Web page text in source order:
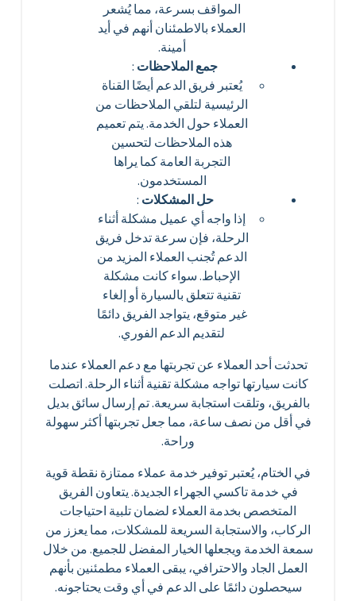
المواقف بسرعة، مما يُشعر
العملاء بالاطمئنان أنهم في أيد
أمينة.
جمع الملاحظات:
يُعتبر فريق الدعم أيضًا القناة
الرئيسية لتلقي الملاحظات من
العملاء حول الخدمة. يتم تعميم
هذه الملاحظات لتحسين
التجربة العامة كما يراها
المستخدمون.
حل المشكلات:
إذا واجه أي عميل مشكلة أثناء
الرحلة، فإن سرعة تدخل فريق
الدعم تُجنب العملاء المزيد من
الإحباط. سواء كانت مشكلة
تقنية تتعلق بالسيارة أو إلغاء
غير متوقع، يتواجد الفريق دائمًا
لتقديم الدعم الفوري.
تحدثت أحد العملاء عن تجربتها مع دعم العملاء عندما
كانت سيارتها تواجه مشكلة تقنية أثناء الرحلة. اتصلت
بالفريق، وتلقت استجابة سريعة. تم إرسال سائق بديل
في أقل من نصف ساعة، مما جعل تجربتها أكثر سهولة
وراحة.
في الختام، يُعتبر توفير خدمة عملاء ممتازة نقطة قوية
في خدمة تاكسي الجهراء الجديدة. يتعاون الفريق
المتخصص بخدمة العملاء لضمان تلبية احتياجات
الركاب، والاستجابة السريعة للمشكلات، مما يعزز من
سمعة الخدمة ويجعلها الخيار المفضل للجميع. من خلال
العمل الجاد والاحترافي، يبقى العملاء مطمئنين بأنهم
سيحصلون دائمًا على الدعم في أي وقت يحتاجونه.